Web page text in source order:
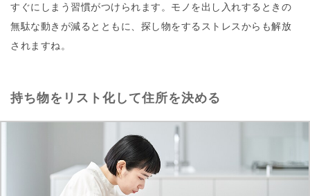
すぐにしまう習慣がつけられます。モノを出し入れするときの
無駄な動きが減るとともに、探し物をするストレスからも解放
されますね。
持ち物をリスト化して住所を決める